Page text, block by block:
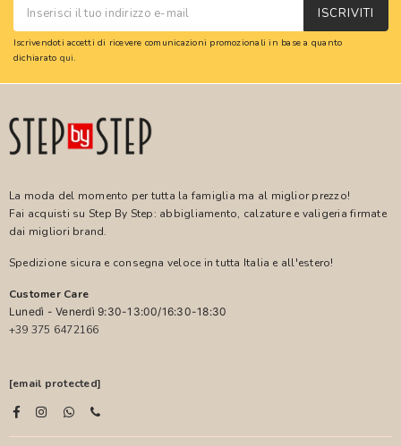
ISCRIVITI
Iscrivendoti accetti di ricevere comunicazioni promozionali in base a quanto
dichiarato qui.
La moda del momento per tutta la famiglia ma al miglior prezzo!
Fai acquisti su Step By Step: abbigliamento, calzature e valigeria firmate
dai migliori brand.
Spedizione sicura e consegna veloce in tutta Italia e all'estero!
Customer Care
Lunedì - Venerdì 9:30-13:00/16:30-18:30
+39 375 6472166
[email protected]